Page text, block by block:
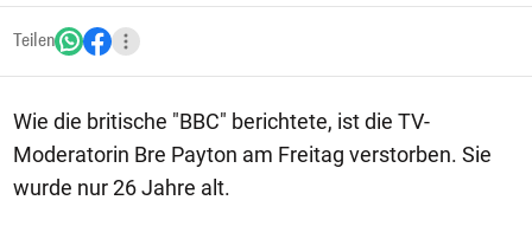
Teilen
Wie die britische "BBC" berichtete, ist die TV-
Moderatorin Bre Payton am Freitag verstorben. Sie
wurde nur 26 Jahre alt.